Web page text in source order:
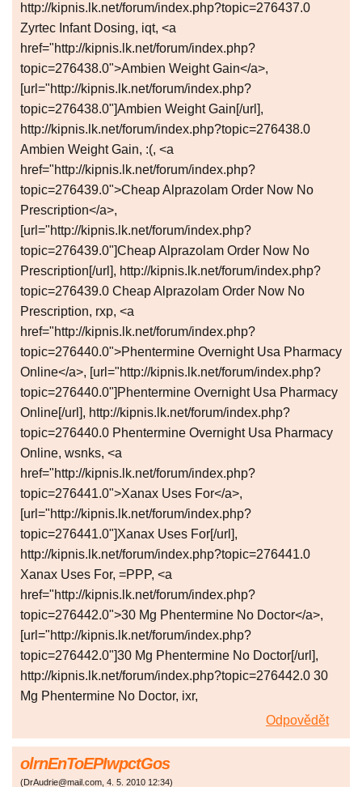
http://kipnis.lk.net/forum/index.php?topic=276437.0
Zyrtec Infant Dosing, iqt, <a
href="http://kipnis.lk.net/forum/index.php?
topic=276438.0">Ambien Weight Gain</a>,
[url="http://kipnis.lk.net/forum/index.php?
topic=276438.0"]Ambien Weight Gain[/url],
http://kipnis.lk.net/forum/index.php?topic=276438.0
Ambien Weight Gain, :(, <a
href="http://kipnis.lk.net/forum/index.php?
topic=276439.0">Cheap Alprazolam Order Now No
Prescription</a>,
[url="http://kipnis.lk.net/forum/index.php?
topic=276439.0"]Cheap Alprazolam Order Now No
Prescription[/url], http://kipnis.lk.net/forum/index.php?
topic=276439.0 Cheap Alprazolam Order Now No
Prescription, rxp, <a
href="http://kipnis.lk.net/forum/index.php?
topic=276440.0">Phentermine Overnight Usa Pharmacy
Online</a>, [url="http://kipnis.lk.net/forum/index.php?
topic=276440.0"]Phentermine Overnight Usa Pharmacy
Online[/url], http://kipnis.lk.net/forum/index.php?
topic=276440.0 Phentermine Overnight Usa Pharmacy
Online, wsnks, <a
href="http://kipnis.lk.net/forum/index.php?
topic=276441.0">Xanax Uses For</a>,
[url="http://kipnis.lk.net/forum/index.php?
topic=276441.0"]Xanax Uses For[/url],
http://kipnis.lk.net/forum/index.php?topic=276441.0
Xanax Uses For, =PPP, <a
href="http://kipnis.lk.net/forum/index.php?
topic=276442.0">30 Mg Phentermine No Doctor</a>,
[url="http://kipnis.lk.net/forum/index.php?
topic=276442.0"]30 Mg Phentermine No Doctor[/url],
http://kipnis.lk.net/forum/index.php?topic=276442.0 30
Mg Phentermine No Doctor, ixr,
Odpovědět
olrnEnToEPIwpctGos
(DrAudrie@mail.com, 4. 5. 2010 12:34)